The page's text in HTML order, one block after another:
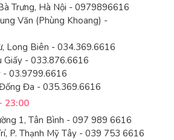
Trưng, Hà Nội - 0979896616
Văn (Phùng Khoang) -
Long Biên - 034.369.6616
Giấy - 033.876.6616
- 03.9799.6616
Đa - 035.369.6616
23:00
1, Tân Bình - 097 989 6616
P. Thạnh Mỹ Tây - 039 753 6616